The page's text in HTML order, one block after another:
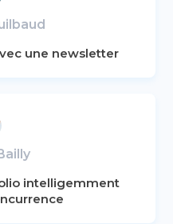
une newsletter
intelligemment